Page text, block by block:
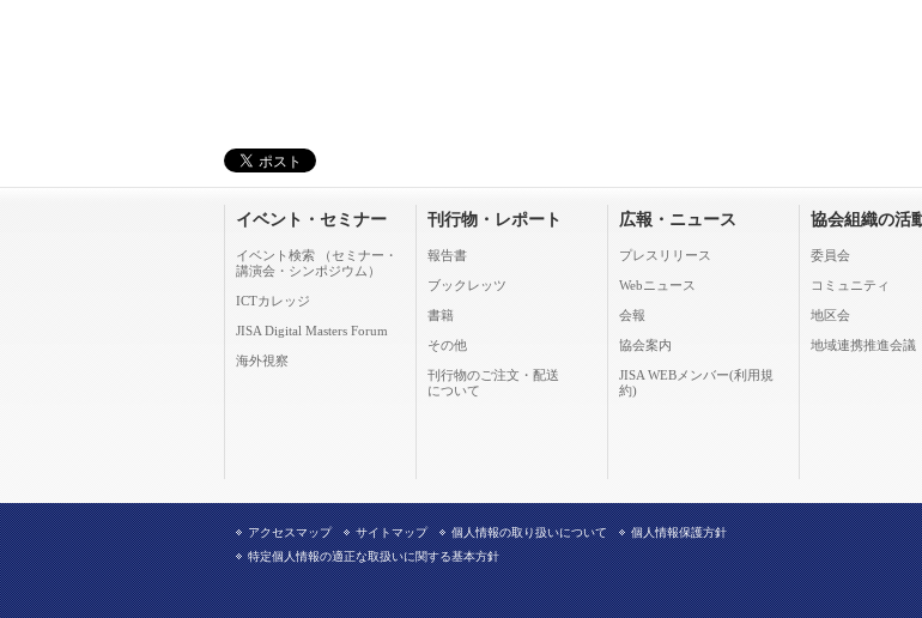
イベント・セミナー
イベント検索 （セミナー・
講演会・シンポジウム）
ICTカレッジ
JISA Digital Masters Forum
海外視察
刊行物・レポート
報告書
ブックレッツ
書籍
その他
刊行物のご注文・配送
について
広報・ニュース
プレスリリース
Webニュース
会報
協会案内
JISA WEBメンバー(利用規
約)
協会組織の活
委員会
コミュニティ
地区会
地域連携推進会議
アクセスマップ サイトマップ 個人情報の取り扱いについて
個人情報保護方針
特定個人情報の適正な取扱いに関する基本方針